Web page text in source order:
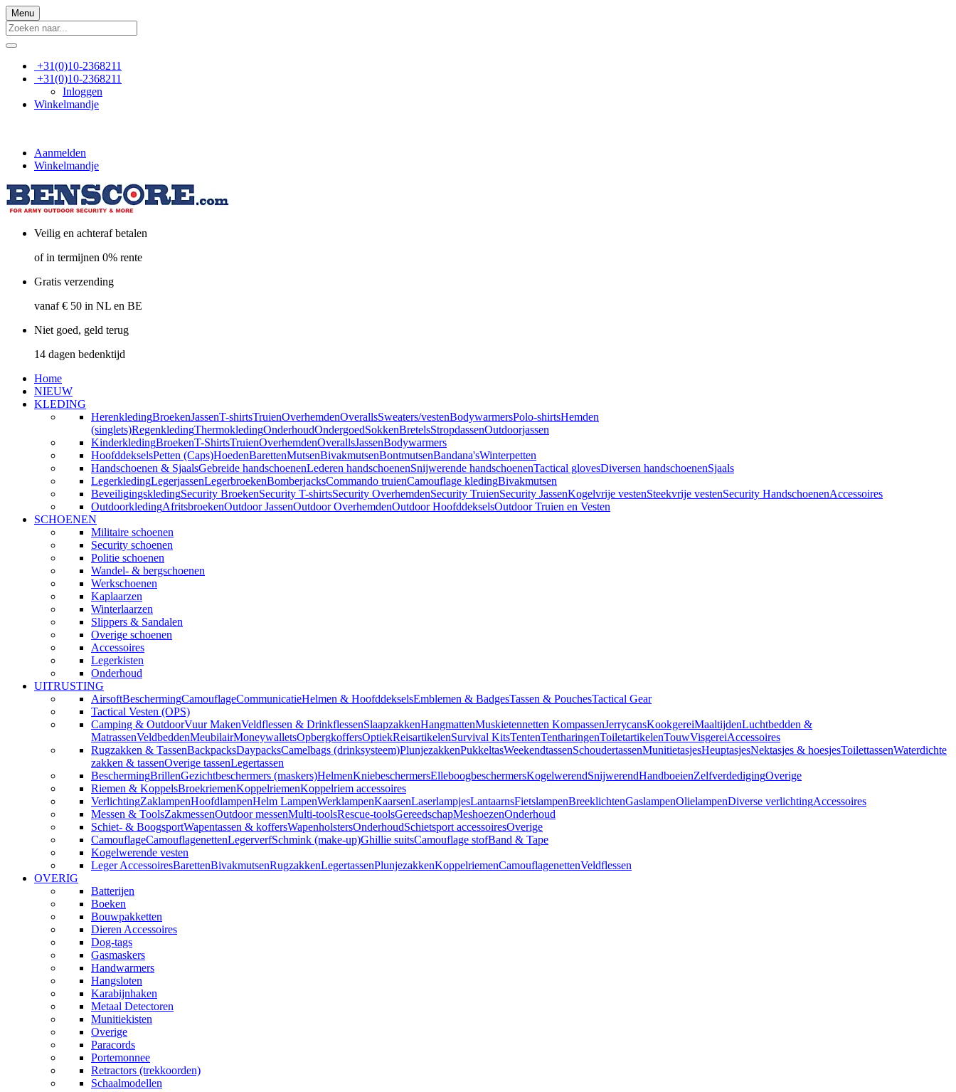
Menu
+31(0)10-2368211
+31(0)10-2368211
Inloggen
Winkelmandje
Aanmelden
Winkelmandje
Veilig en achteraf betalen
of in termijnen 0% rente
Gratis verzending
vanaf € 50 in NL en BE
Niet goed, geld terug
14 dagen bedenktijd
Home
NIEUW
KLEDING
HerenkledingBroekenJassenT-shirtsTruienOverhemdenOverallsSweaters/vestenBodywarmersPolo-shirtsHemden
(singlets)RegenkledingThermokledingOnderhoudOndergoedSokkenBretelsStropdassenOutdoorjassen
KinderkledingBroekenT-ShirtsTruienOverhemdenOverallsJassenBodywarmers
HoofddekselsPetten (Caps)HoedenBarettenMutsenBivakmutsenBontmutsenBandana'sWinterpetten
Handschoenen & SjaalsGebreide handschoenenLederen handschoenenSnijwerende handschoenenTactical glovesDiversen handschoenenSjaals
LegerkledingLegerjassenLegerbroekenBomberjacksCommando truienCamouflage kledingBivakmutsen
BeveiligingskledingSecurity BroekenSecurity T-shirtsSecurity OverhemdenSecurity TruienSecurity JassenKogelvrije vestenSteekvrije vestenSecurity HandschoenenAccessoires
OutdoorkledingAfritsbroekenOutdoor JassenOutdoor OverhemdenOutdoor HoofddekselsOutdoor Truien en Vesten
SCHOENEN
Militaire schoenen
Security schoenen
Politie schoenen
Wandel- & bergschoenen
Werkschoenen
Kaplaarzen
Winterlaarzen
Slippers & Sandalen
Overige schoenen
Accessoires
Legerkisten
Onderhoud
UITRUSTING
AirsoftBeschermingCamouflageCommunicatieHelmen & HoofddekselsEmblemen & BadgesTassen & PouchesTactical Gear
Tactical Vesten (OPS)
Camping & OutdoorVuur MakenVeldflessen & DrinkflessenSlaapzakkenHangmattenMuskietennetten KompassenJerrycansKookgereiMaaltijdenLuchtbedden &
MatrassenVeldbeddenMeubilairMoneywalletsOpbergkoffersOptiekReisartikelenSurvival KitsTentenTentharingenToiletartikelenTouwVisgereiAccessoires
Rugzakken & TassenBackpacksDaypacksCamelbags (drinksysteem)PlunjezakkenPukkeltasWeekendtassenSchoudertassenMunitietasjesHeuptasjesNektasjes & hoesjesToilettassenWaterdichte
zakken & tassenOverige tassenLegertassen
BeschermingBrillenGezichtbeschermers (maskers)HelmenKniebeschermersElleboogbeschermersKogelwerendSnijwerendHandboeienZelfverdedigingOverige
Riemen & KoppelsBroekriemenKoppelriemenKoppelriem accessoires
VerlichtingZaklampenHoofdlampenHelm LampenWerklampenKaarsenLaserlampjesLantaarnsFietslampenBreeklichtenGaslampenOlielampenDiverse verlichtingAccessoires
Messen & ToolsZakmessenOutdoor messenMulti-toolsRescue-toolsGereedschapMeshoezenOnderhoud
Schiet- & BoogsportWapentassen & koffersWapenholstersOnderhoudSchietsport accessoiresOverige
CamouflageCamouflagenettenLegerverfSchmink (make-up)Ghillie suitsCamouflage stofBand & Tape
Kogelwerende vesten
Leger AccessoiresBarettenBivakmutsenRugzakkenLegertassenPlunjezakkenKoppelriemenCamouflagenettenVeldflessen
OVERIG
Batterijen
Boeken
Bouwpakketten
Dieren Accessoires
Dog-tags
Gasmaskers
Handwarmers
Hangsloten
Karabijnhaken
Metaal Detectoren
Munitiekisten
Overige
Paracords
Portemonnee
Retractors (trekkoorden)
Schaalmodellen